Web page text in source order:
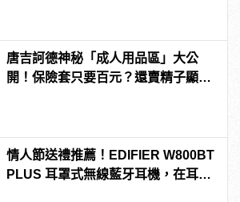
唐吉訶德神秘「成人用品區」大公
開！保險套只要百元？還賣精子顯微
情人節送禮推薦！EDIFIER W800BT
PLUS 耳罩式無線藍牙耳機，在耳邊